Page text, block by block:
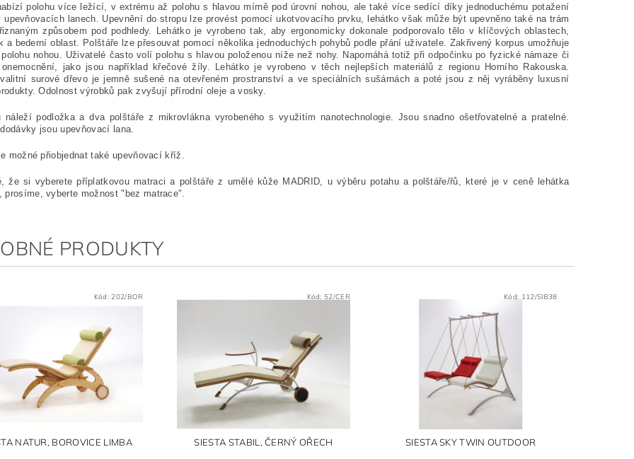
polohu více ležící, v extrému až polohu s hlavou mírně pod úrovní nohou, ale také více sedící díky jednoduchému potažení
upevňovacích lanech. Upevnění do stropu lze provést pomocí ukotvovacího prvku, lehátko však může být upevněno také na trám
způsobem pod podhledy. Lehátko je vyrobeno tak, aby ergonomicky dokonale podporovalo tělo v klíčových oblastech,
a bederní oblast. Polštáře lze přesouvat pomocí několika jednoduchých pohybů podle přání uživatele. Zakřivený korpus umožňuje
nohou. Uživatelé často volí polohu s hlavou položenou níže než nohy. Napomáhá totiž při odpočinku po fyzické námaze či
jako jsou například křečové žíly. Lehátko je vyrobeno v těch nejlepších materiálů z regionu Horního Rakouska.
surové dřevo je jemně sušené na otevřeném prostranství a ve speciálních sušárnách a poté jsou z něj vyráběny luxusní
Odolnost výrobků pak zvyšují přírodní oleje a vosky.
náleží podložka a dva polštáře z mikrovlákna vyrobeného s využitím nanotechnologie. Jsou snadno ošetřovatelné a pratelné.
jsou upevňovací lana.
možné přiobjednat také upevňovací kříž.
že si vyberete příplatkovou matraci a polštáře z umělé kůže MADRID, u výběru potahu a polštáře/řů, které je v ceně lehátka
prosíme, vyberte možnost "bez matrace".
PRODUKTY
Kód: 202/BOR
NATUR, BOROVICE LIMBA
Kód: 52/CER
SIESTA STABIL, ČERNÝ OŘECH
Kód: 112/SIB38
SIESTA SKY TWIN OUTDOOR